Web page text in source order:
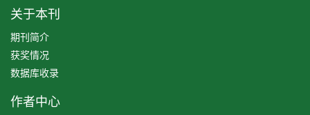
关于本刊
期刊简介
获奖情况
数据库收录
作者中心